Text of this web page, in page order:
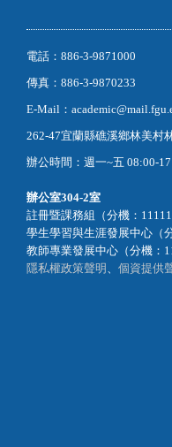
電話：886-3-9871000
傳真：886-3-9870233
E-Mail：
262-47宜蘭縣礁溪鄉林美村
辦公時間：週一~五 08:00-
辦公室304-2室
註冊暨課務組（分機：
學生學習與生涯發展中心（
教師專業發展中心（分機：
隱私權政策聲明 、 個資提供